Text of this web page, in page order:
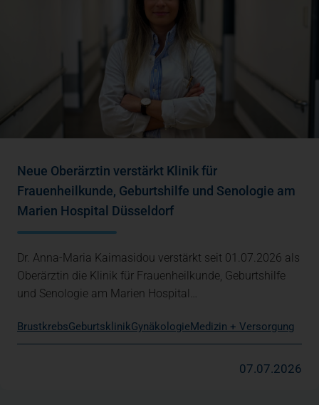
Neue Oberärztin verstärkt Klinik für
Frauenheilkunde, Geburtshilfe und Senologie am
Marien Hospital Düsseldorf
Dr. Anna-Maria Kaimasidou verstärkt seit 01.07.2026 als
Oberärztin die Klinik für Frauenheilkunde, Geburtshilfe
und Senologie am Marien Hospital…
BrustkrebsGeburtsklinikGynäkologie Medizin + Versorgung
07.07.2026